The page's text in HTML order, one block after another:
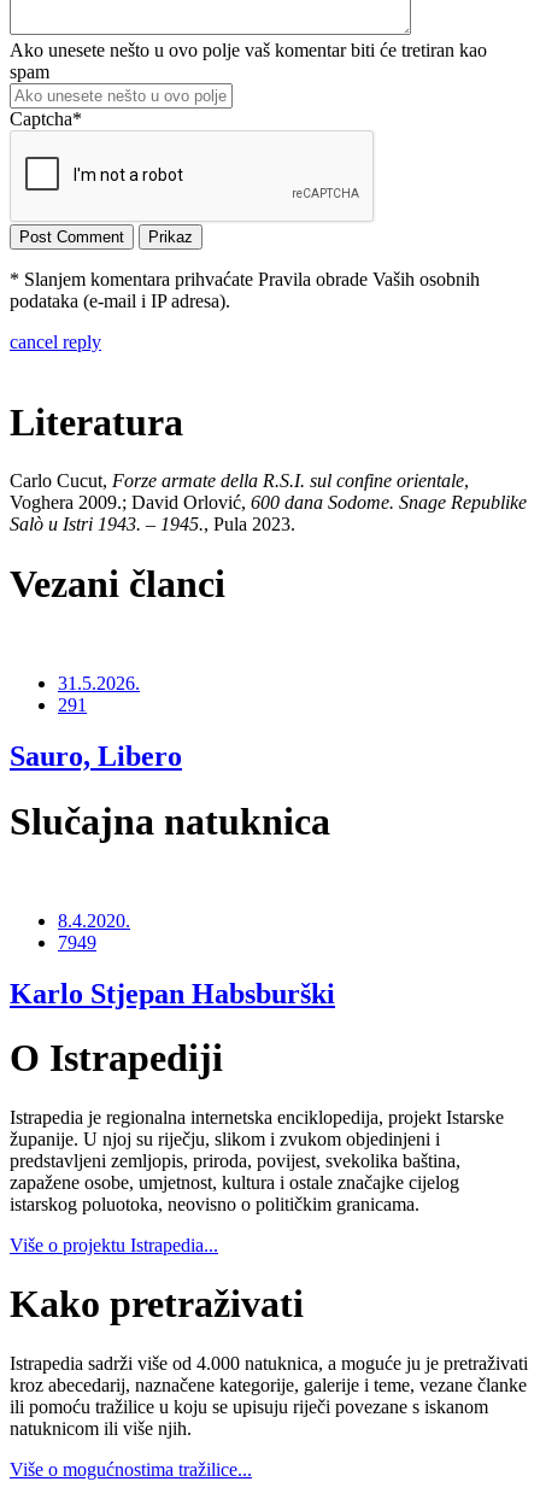
Ako unesete nešto u ovo polje vaš komentar biti će tretiran kao
spam
Captcha*
* Slanjem komentara prihvaćate Pravila obrade Vaših osobnih
podataka (e-mail i IP adresa).
cancel reply
Literatura
Carlo Cucut, Forze armate della R.S.I. sul confine orientale,
Voghera 2009.; David Orlović, 600 dana Sodome. Snage Republike
Salò u Istri 1943. – 1945., Pula 2023.
Vezani članci
31.5.2026.
291
Sauro, Libero
Slučajna natuknica
8.4.2020.
7949
Karlo Stjepan Habsburški
O Istrapediji
Istrapedia je regionalna internetska enciklopedija, projekt Istarske
županije. U njoj su riječju, slikom i zvukom objedinjeni i
predstavljeni zemljopis, priroda, povijest, svekolika baština,
zapažene osobe, umjetnost, kultura i ostale značajke cijelog
istarskog poluotoka, neovisno o političkim granicama.
Više o projektu Istrapedia...
Kako pretraživati
Istrapedia sadrži više od 4.000 natuknica, a moguće ju je pretraživati
kroz abecedarij, naznačene kategorije, galerije i teme, vezane članke
ili pomoću tražilice u koju se upisuju riječi povezane s iskanom
natuknicom ili više njih.
Više o mogućnostima tražilice...